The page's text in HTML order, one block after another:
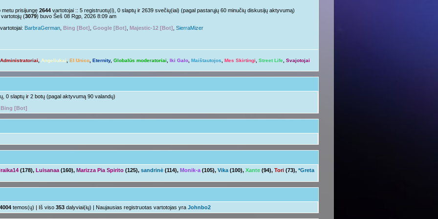
» Nelabai..
o tu? Juk irgi
»
»ačiū ačiū ir jus
»Ir tave
Su naujais mokslo metais
aha
metu prisijungę 2644 vartotojai :: 5 registruotų(i), 0 slaptų ir 2639 svečių(iai) (pagal pastarųjų 60 minučių diskusijų aktyvumą)
vartotojų (3079) buvo Šeš 08 Rgp, 2026 8:09 am
BarbraGerman Bing [Bot] Google [Bot] Majestic-12 [Bot] SierraMizer
Administratoriai Angeliukai El Unico Eternity, Globalūs moderatoriai Iki Galo Maištautojos Mes Skirtingi Street Life Svajotojai
0 slaptų ir 2 botų (pagal aktyvumą 90 valandų)
Bing [Bot]
(178), Luisanaa (160), Marizza Pia Spirito (125), sandrinė (114), Monik-a (105), Vika (100), Xante (94), Tori (73), *Greta
temos(ų) | Iš viso 353 dalyviai(ių) | Naujausias registruotas vartotojas yra Johnbo2